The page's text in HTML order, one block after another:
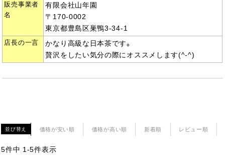
販売事業者
名
有限会社山年園
〒170-0002
東京都豊島区巣鴨3-34-1
店長の一言
かなり高級な日本茶です。
贅沢をしたい気分の際にオススメします(^-^)
並び替え 価格が安い順 価格が高い順 新着順 レビュー順
5件中 1 -5件表示